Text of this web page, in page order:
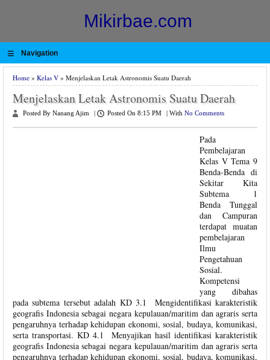
Mikirbae.com
≡ Navigation
Home » Kelas V » Menjelaskan Letak Astronomis Suatu Daerah
Menjelaskan Letak Astronomis Suatu Daerah
Posted By Nanang Ajim Posted On 8:15 PM With No Comments
Pada
Pembelajaran
Kelas V Tema 9
Benda-Benda di
Sekitar Kita
Subtema 1
Benda Tunggal
dan Campuran
terdapat muatan
pembelajaran
Ilmu
Pengetahuan
Sosial.
Kompetensi
yang dibahas
pada subtema tersebut adalah KD 3.1 Mengidentifikasi karakteristik
geografis Indonesia sebagai negara kepulauan/maritim dan agraris serta
pengaruhnya terhadap kehidupan ekonomi, sosial, budaya, komunikasi,
serta transportasi. KD 4.1 Menyajikan hasil identifikasi karakteristik
geografis Indonesia sebagai negara kepulauan/maritim dan agraris serta
pengaruhnya terhadap kehidupan ekonomi, sosial, budaya, komunikasi,